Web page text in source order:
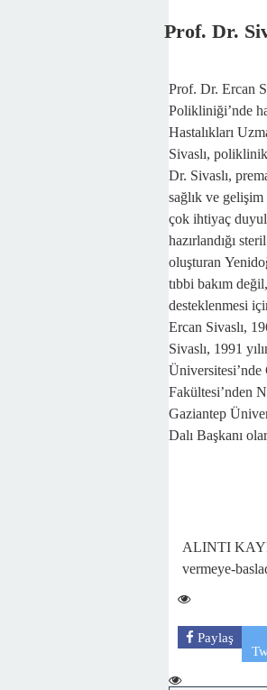
Prof. Dr.
Prof. Dr. Ercan
Polikliniği’nde
Hastalıkları
Sivaslı,
Dr. Sivaslı,
sağlık ve
çok ihtiyaç
hazırlandığı
oluşturan
tıbbi bakım
desteklenmesi
Ercan Sivaslı,
Sivaslı, 1991
Üniversitesi’nde
Fakültesi’nden
Gaziantep
Dalı Başkanı
ALINTI
vermeye-
Paylaş